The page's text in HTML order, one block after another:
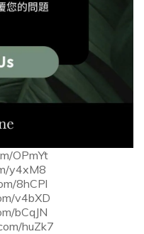
OPmYt
y4xM8
8hCPl
v4bXD
bCqJN
huZk7